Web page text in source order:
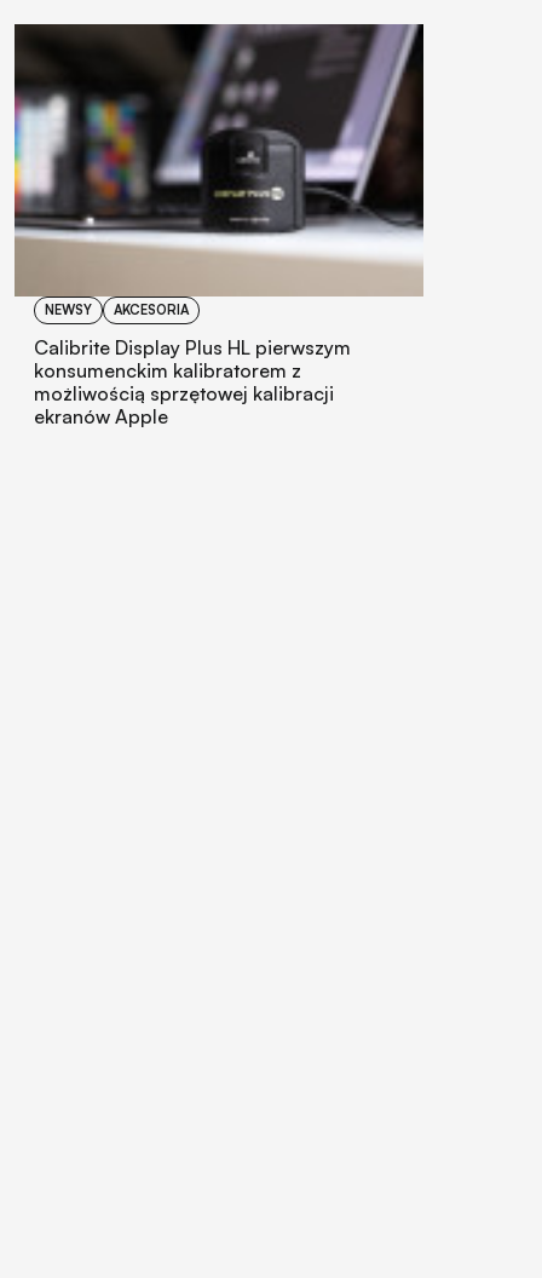
NEWSY AKCESORIA
Calibrite Display Plus HL pierwszym
konsumenckim kalibratorem z
możliwością sprzętowej kalibracji
ekranów Apple